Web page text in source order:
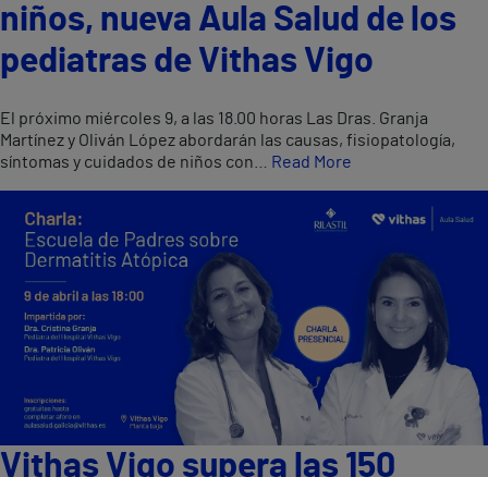
niños, nueva Aula Salud de los
pediatras de Vithas Vigo
El próximo miércoles 9, a las 18.00 horas Las Dras. Granja
Martínez y Oliván López abordarán las causas, fisiopatología,
síntomas y cuidados de niños con… Read More
Vithas Vigo supera las 150